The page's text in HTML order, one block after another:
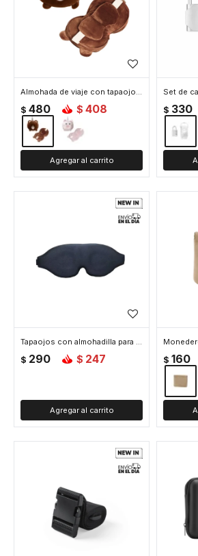
Almohada de viaje con tapaojos animalitos - Marron
$ 480 $ 408 $ 330
Tapaojos con almohadilla para viaje - Negro
$ 290 $ 247 $ 160